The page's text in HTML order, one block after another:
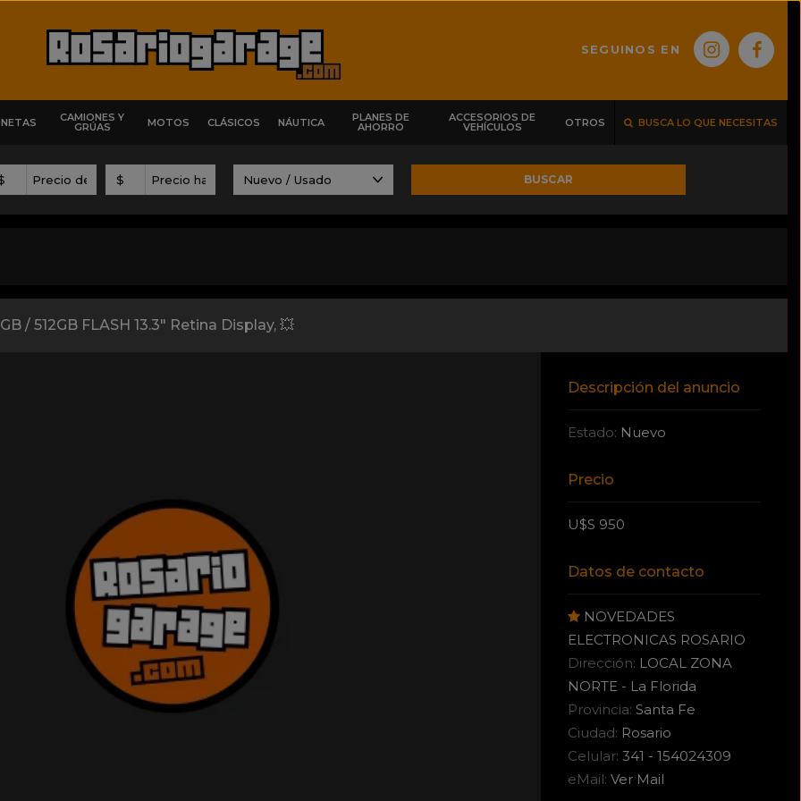
SEGUINOS EN
CAMIONES Y
GRÚAS MOTOS CLÁSICOS NÁUTICA PLANES DE
AHORRO
ACCESORIOS DE
VEHÍCULOS OTROS BUSCA LO QUE NECESITAS
$ BUSCAR
/ 512GB FLASH 13.3" Retina Display, 💥
Descripción del anuncio
Estado: Nuevo
Precio
U$S 950
Datos de contacto
NOVEDADES
ELECTRONICAS ROSARIO
Dirección: LOCAL ZONA
NORTE - La Florida
Provincia:Santa Fe
Ciudad: Rosario
Celular: 341 - 154024309
eMail:Ver Mail